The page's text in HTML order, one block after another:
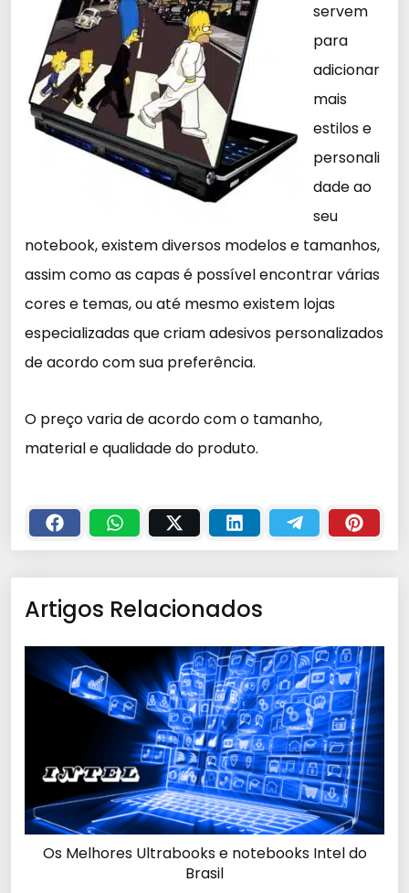
servem
para
adicionar
mais
estilos e
personali
dade ao
seu
notebook, existem diversos modelos e tamanhos,
assim como as capas é possível encontrar várias
cores e temas, ou até mesmo existem lojas
especializadas que criam adesivos personalizados
de acordo com sua preferência.
O preço varia de acordo com o tamanho,
material e qualidade do produto.
Artigos Relacionados
Os Melhores Ultrabooks e notebooks Intel do
Brasil